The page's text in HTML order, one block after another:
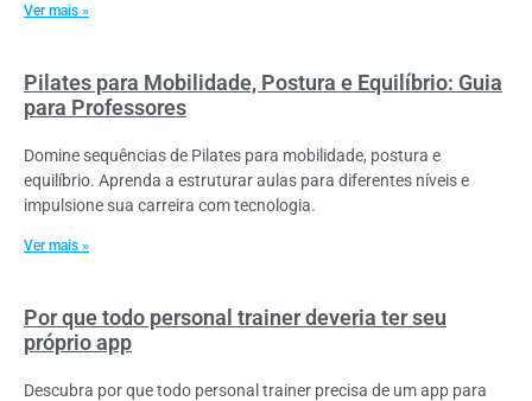
Ver mais »
Pilates para Mobilidade, Postura e Equilíbrio: Guia
para Professores
Domine sequências de Pilates para mobilidade, postura e
equilíbrio. Aprenda a estruturar aulas para diferentes níveis e
impulsione sua carreira com tecnologia.
Ver mais »
Por que todo personal trainer deveria ter seu
próprio app
Descubra por que todo personal trainer precisa de um app para